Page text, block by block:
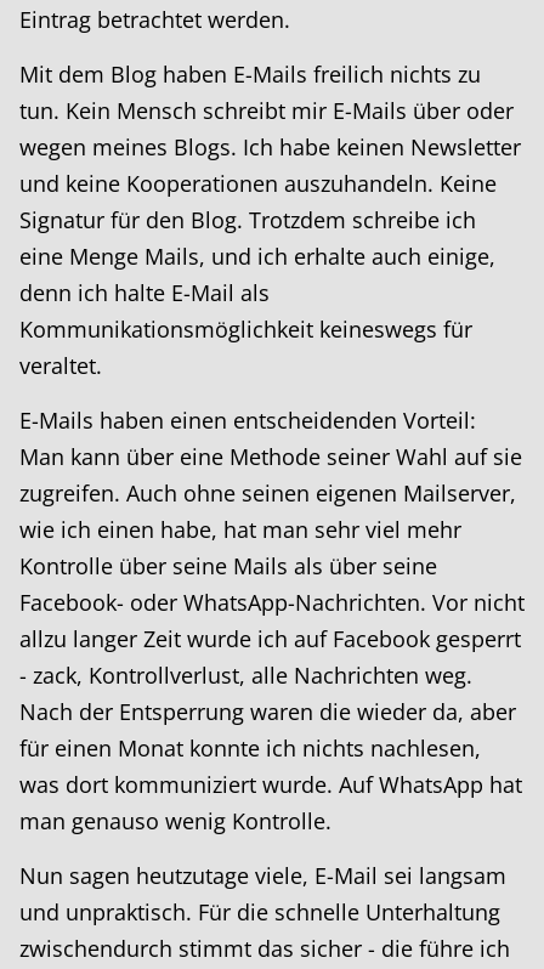
Eintrag betrachtet werden.
Mit dem Blog haben E-Mails freilich nichts zu
tun. Kein Mensch schreibt mir E-Mails über oder
wegen meines Blogs. Ich habe keinen Newsletter
und keine Kooperationen auszuhandeln. Keine
Signatur für den Blog. Trotzdem schreibe ich
eine Menge Mails, und ich erhalte auch einige,
denn ich halte E-Mail als
Kommunikationsmöglichkeit keineswegs für
veraltet.
E-Mails haben einen entscheidenden Vorteil:
Man kann über eine Methode seiner Wahl auf sie
zugreifen. Auch ohne seinen eigenen Mailserver,
wie ich einen habe, hat man sehr viel mehr
Kontrolle über seine Mails als über seine
Facebook- oder WhatsApp-Nachrichten. Vor nicht
allzu langer Zeit wurde ich auf Facebook gesperrt
- zack, Kontrollverlust, alle Nachrichten weg.
Nach der Entsperrung waren die wieder da, aber
für einen Monat konnte ich nichts nachlesen,
was dort kommuniziert wurde. Auf WhatsApp hat
man genauso wenig Kontrolle.
Nun sagen heutzutage viele, E-Mail sei langsam
und unpraktisch. Für die schnelle Unterhaltung
zwischendurch stimmt das sicher - die führe ich